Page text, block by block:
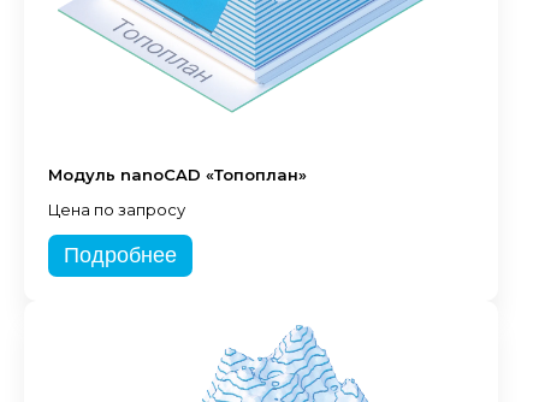
Модуль nanoCAD «Топоплан»
Цена по запросу
Подробнее